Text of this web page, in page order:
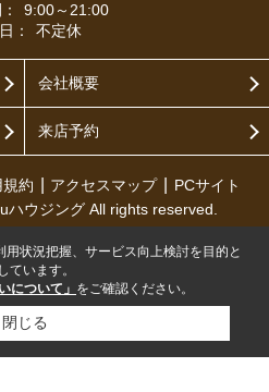
9:00～21:00
：
不定休
会社概要
来店予約
約 アクセスマップ
PCサイト
ウジング All rights reserved.
状況把握、サービス向上検討を目的と
ています。
について」 をご確認ください。
閉じる